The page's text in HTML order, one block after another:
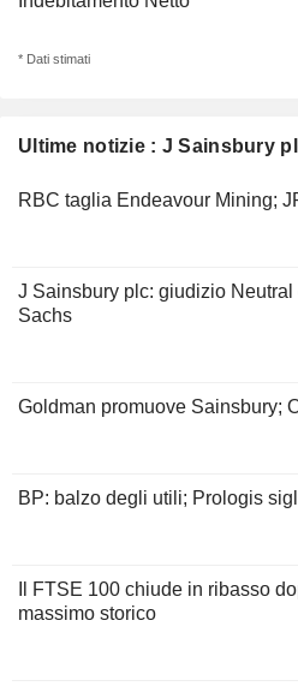
Ultime notizie : J Sainsbury
RBC taglia Endeavour Mining;
J Sainsbury plc: giudizio
Sachs
Goldman promuove Sainsbury;
BP: balzo degli utili; Prologis
Il FTSE 100 chiude in ribasso
massimo storico
* Dati stimati